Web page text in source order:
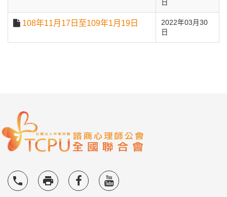
日
108年11月17日至109年1月19日
2022年03月30
日
local_phone local_printshop